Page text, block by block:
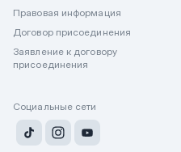
Правовая информация
Договор присоединения
Заявление к договору
присоединения
Социальные сети